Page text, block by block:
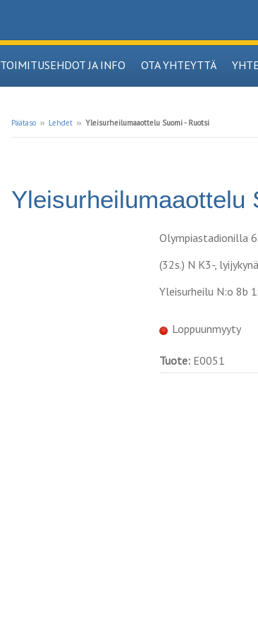
TOIMITUSEHDOT JA INFO OTA YHTEYTTÄ
Päätaso ›› Lehdet ›› Yleisurheilumaaottelu Suomi - Ruotsi
Yleisurheilumaaottelu
Olympiastadionilla
(32s.) N K3-,
Yleisurheilu N:o 8b
Loppuunmyyty
Tuote: E0051